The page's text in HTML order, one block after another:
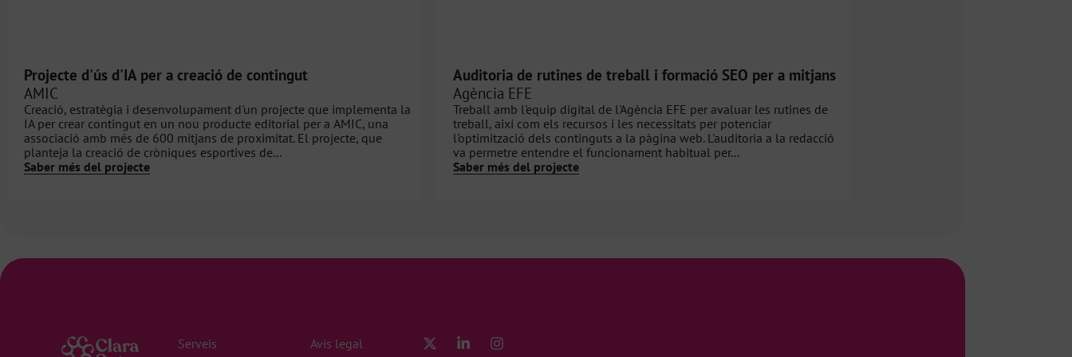
Projecte d'ús d'IA per a creació de contingut
AMIC
Creació, estratègia i desenvolupament d'un projecte que implementa la
IA per crear contingut en un nou producte editorial per a AMIC, una
associació amb més de 600 mitjans de proximitat. El projecte, que
planteja la creació de cròniques esportives de...
Saber més del projecte
Auditoria de rutines de treball i formació SEO per a mitjans
Agència EFE
Treball amb l'equip digital de l'Agència EFE per avaluar les rutines de
treball, així com els recursos i les necessitats per potenciar
l'optimització dels continguts a la pàgina web. L'auditoria a la redacció
va permetre entendre el funcionament habitual per...
Saber més del projecte
Serveis
Avís legal